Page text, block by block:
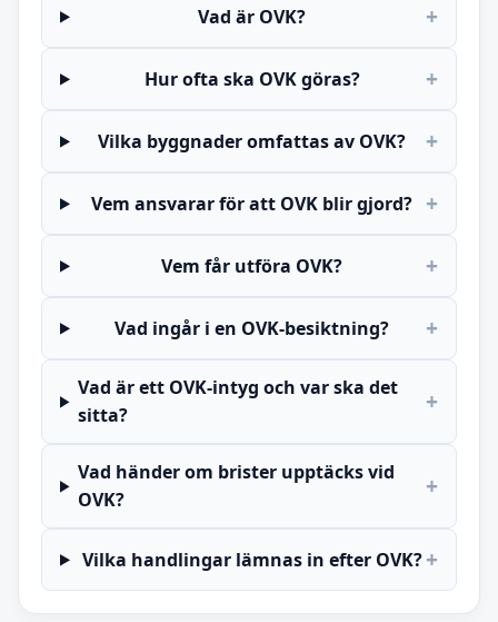
Vad är OVK? +
Hur ofta ska OVK göras? +
Vilka byggnader omfattas av OVK? +
Vem ansvarar för att OVK blir gjord? +
Vem får utföra OVK? +
Vad ingår i en OVK-besiktning? +
Vad är ett OVK-intyg och var ska det
sitta?
+
Vad händer om brister upptäcks vid
OVK?
+
Vilka handlingar lämnas in efter OVK?+